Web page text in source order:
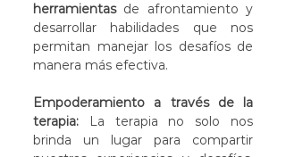
herramientas de afrontamiento y
desarrollar habilidades que nos
permitan manejar los desafíos de
manera más efectiva.
Empoderamiento a través de la
terapia: La terapia no solo nos
brinda un lugar para compartir